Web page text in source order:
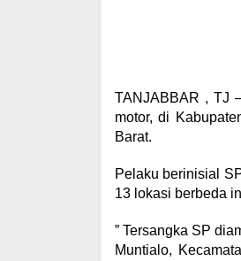
TANJABBAR , TJ
motor, di
Barat.
Pelaku berinisial
13 lokasi berbeda
” Tersangka SP
Muntialo,